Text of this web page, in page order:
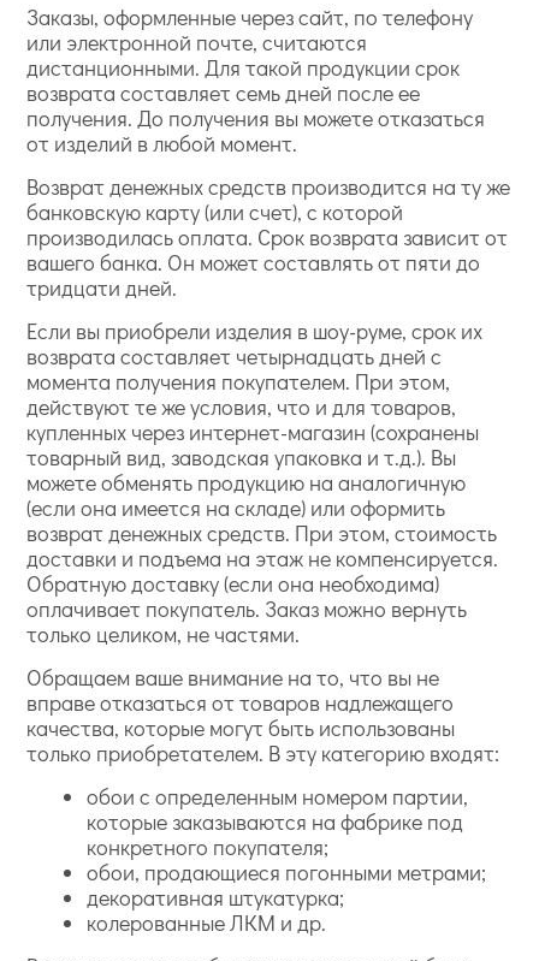
Заказы, оформленные через сайт, по телефону
или электронной почте, считаются
дистанционными. Для такой продукции срок
возврата составляет семь дней после ее
получения. До получения вы можете отказаться
от изделий в любой момент.
Возврат денежных средств производится на ту же
банковскую карту (или счет), с которой
производилась оплата. Срок возврата зависит от
вашего банка. Он может составлять от пяти до
тридцати дней.
Если вы приобрели изделия в шоу-руме, срок их
возврата составляет четырнадцать дней с
момента получения покупателем. При этом,
действуют те же условия, что и для товаров,
купленных через интернет-магазин (сохранены
товарный вид, заводская упаковка и т.д.). Вы
можете обменять продукцию на аналогичную
(если она имеется на складе) или оформить
возврат денежных средств. При этом, стоимость
доставки и подъема на этаж не компенсируется.
Обратную доставку (если она необходима)
оплачивает покупатель. Заказ можно вернуть
только целиком, не частями.
Обращаем ваше внимание на то, что вы не
вправе отказаться от товаров надлежащего
качества, которые могут быть использованы
только приобретателем. В эту категорию входят:
обои с определенным номером партии,
которые заказываются на фабрике под
конкретного покупателя;
обои, продающиеся погонными метрами;
декоративная штукатурка;
колерованные ЛКМ и др.